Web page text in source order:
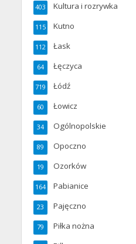
Kultura i rozrywka
403
Kutno
115
Łask
112
Łęczyca
64
Łódź
719
Łowicz
60
Ogólnopolskie
34
Opoczno
89
Ozorków
19
Pabianice
164
Pajęczno
23
Piłka nożna
79